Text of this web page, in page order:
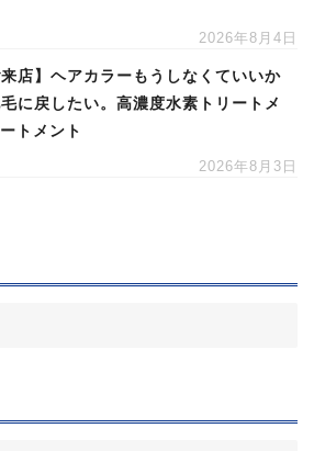
2026年8月4日
来店】ヘアカラーもうしなくていいか
に戻したい。高濃度水素トリートメ
トメント
2026年8月3日